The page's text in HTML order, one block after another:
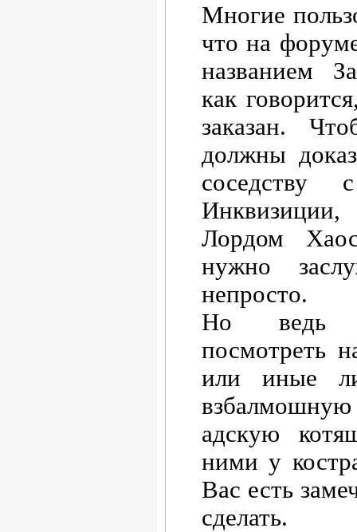
Многие
что на
названием
как
заказан.
должны
Лордом
нужно
непросто.
Но ведь
посмотреть
или иные
взбалмошную
адскую
ними у
Вас есть
сделать.